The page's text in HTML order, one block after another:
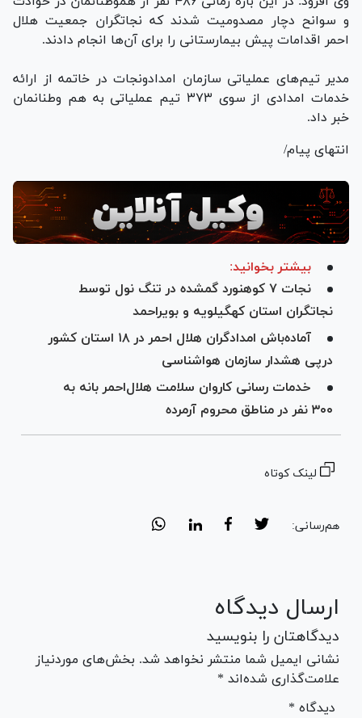
و سوانح دچار مصدومیت شدند که نجاتگران‌ جمعیت هلال
احمر اقدامات پیش بیمارستانی را برای آن‌ها انجام دادند.
مدیر تیم‌های عملیاتی سازمان امدادونجات در خاتمه از ارائه
خدمات امدادی از سوی ۳۷۳ تیم عملیاتی به هم وطنانمان
خبر داد.
انتهای پیام/
بیشتر بخوانید:
نجات ۷ کوهنورد گمشده در تنگ نول توسط
نجاتگران‌ استان کهگیلویه و بویراحمد
آماده‌باش امدادگران هلال احمر در ۱۸ استان کشور
درپی هشدار سازمان هواشناسی
خدمات رسانی کاروان سلامت هلال‌احمر بانه به
۳۰۰ نفر در مناطق محروم آرمرده
لینک کوتاه
هم‌رسانی:
ارسال دیدگاه
دیدگاهتان را بنویسید
نشانی ایمیل شما منتشر نخواهد شد. بخش‌های موردنیاز
علامت‌گذاری شده‌اند *
* دیدگاه